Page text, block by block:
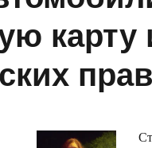
карту
прав